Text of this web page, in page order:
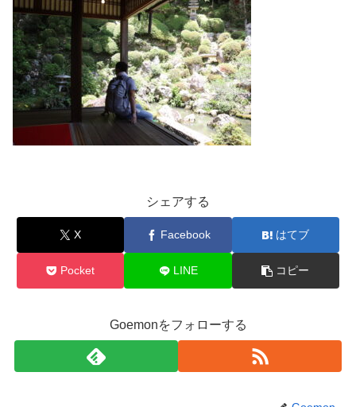
シェアする
X Facebook はてブ
Pocket LINE コピー
Goemonをフォローする